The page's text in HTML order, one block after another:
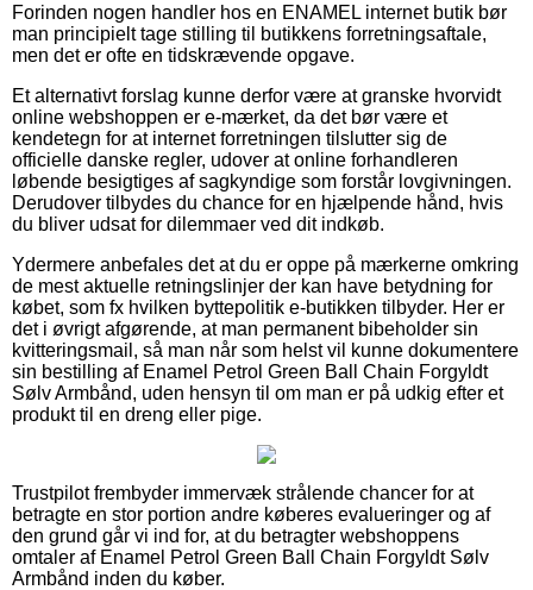
Forinden nogen handler hos en ENAMEL internet butik bør
man principielt tage stilling til butikkens forretningsaftale,
men det er ofte en tidskrævende opgave.
Et alternativt forslag kunne derfor være at granske hvorvidt
online webshoppen er e-mærket, da det bør være et
kendetegn for at internet forretningen tilslutter sig de
officielle danske regler, udover at online forhandleren
løbende besigtiges af sagkyndige som forstår lovgivningen.
Derudover tilbydes du chance for en hjælpende hånd, hvis
du bliver udsat for dilemmaer ved dit indkøb.
Ydermere anbefales det at du er oppe på mærkerne omkring
de mest aktuelle retningslinjer der kan have betydning for
købet, som fx hvilken byttepolitik e-butikken tilbyder. Her er
det i øvrigt afgørende, at man permanent bibeholder sin
kvitteringsmail, så man når som helst vil kunne dokumentere
sin bestilling af Enamel Petrol Green Ball Chain Forgyldt
Sølv Armbånd, uden hensyn til om man er på udkig efter et
produkt til en dreng eller pige.
Trustpilot frembyder immervæk strålende chancer for at
betragte en stor portion andre køberes evalueringer og af
den grund går vi ind for, at du betragter webshoppens
omtaler af Enamel Petrol Green Ball Chain Forgyldt Sølv
Armbånd inden du køber.